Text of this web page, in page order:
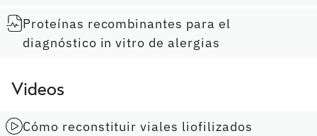
Proteínas recombinantes para el
diagnóstico in vitro de alergias
Videos
Cómo reconstituir viales liofilizados